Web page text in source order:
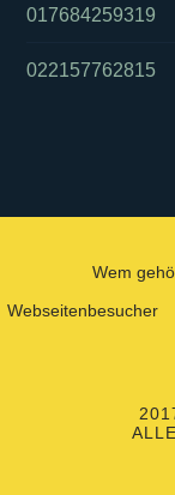
017684259319
022157762815
Wem
Webseitenbesucher